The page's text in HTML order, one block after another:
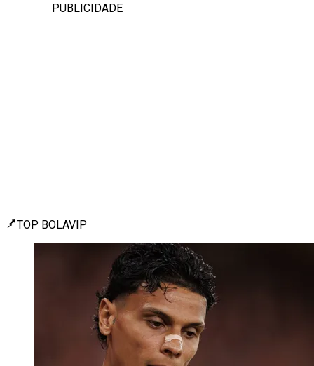
PUBLICIDADE
TOP BOLAVIP